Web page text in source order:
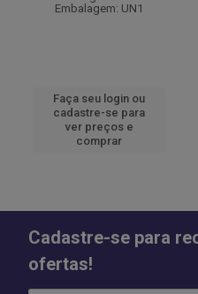
Embalagem: UN1
Faça seu login ou
cadastre-se para
ver preços e
comprar
Cadastre-se para
ofertas!